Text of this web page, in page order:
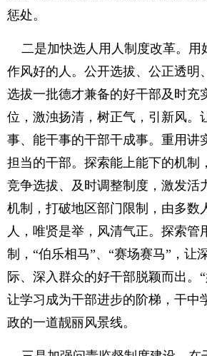
惩处。
二是加快选人用人制度改革。用
作风好的人。公开选拔、公正透明
选拔一批德才兼备的好干部及时充
位，激浊扬清，树正气，引新风。
事、能干事的干部干成事。重用讲
担当的干部。探索能上能下的机制
竞争选拔、及时调整制度，激发活
机制，打破地区部门限制，由多数
人，唯贤是举，风清气正。探索管
制，“伯乐相马”、“赛场赛马”，让
际、深入群众的好干部脱颖而出。“
让学习成为干部进步的阶梯，干中
政的一道靓丽风景线。